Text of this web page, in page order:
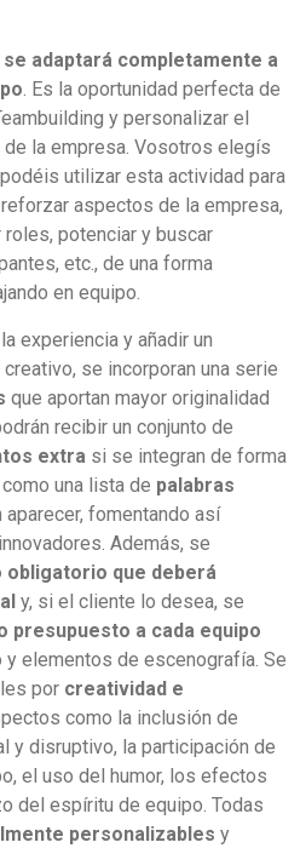
adaptará completamente a
. Es la oportunidad perfecta de
y personalizar el
la empresa. Vosotros elegís
utilizar esta actividad para
aspectos de la empresa,
potenciar y buscar
etc., de una forma
en equipo.
experiencia y añadir un
se incorporan una serie
que aportan mayor originalidad
recibir un conjunto de
extra si se integran de forma
una lista de palabras
aparecer, fomentando así
Además, se
obligatorio que deberá
y, si el cliente lo desea, se
presupuesto a cada equipo
elementos de escenografía. Se
por creatividad e
como la inclusión de
y disruptivo, la participación de
el uso del humor, los efectos
del espíritu de equipo. Todas
personalizables y